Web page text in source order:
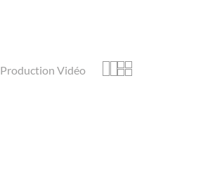
Production Vidéo